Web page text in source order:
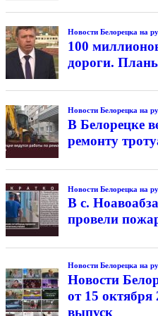
Новости Белорецка на
100
дороги.
Новости Белорецка на
В Белорецке
ремонту
Новости Белорецка на
В с.
провели
Новости Белорецка на
Новости
от 15
выпуск